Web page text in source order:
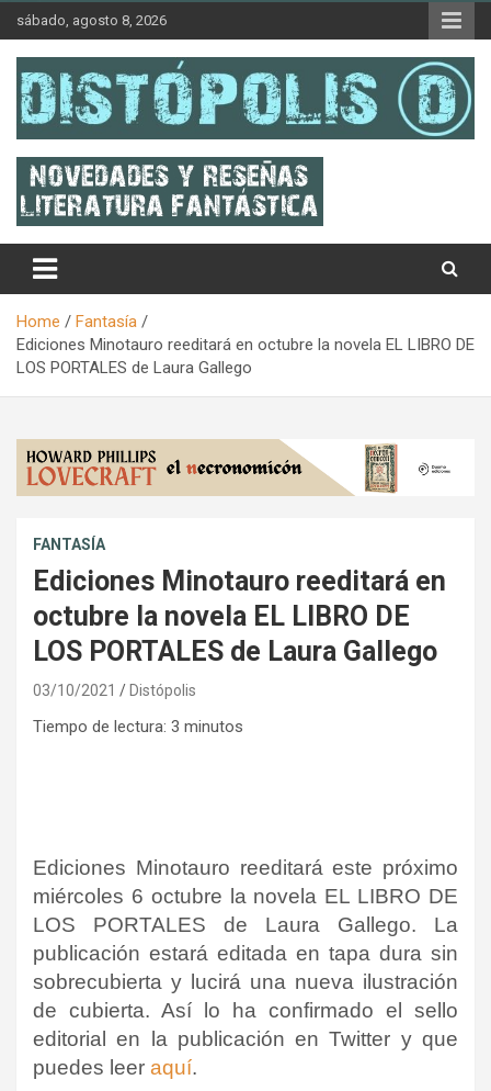
content
sábado, agosto 8, 2026
Distópolis
Home
Fantasía
Ediciones Minotauro reeditará en octubre la novela EL LIBRO DE
LOS PORTALES de Laura Gallego
FANTASÍA
Ediciones Minotauro reeditará en
octubre la novela EL LIBRO DE
LOS PORTALES de Laura Gallego
03/10/2021 Distópolis
Tiempo de lectura: 3 minutos
Ediciones Minotauro reeditará este próximo
miércoles 6 octubre la novela EL LIBRO DE
LOS PORTALES de Laura Gallego. La
publicación estará editada en tapa dura sin
sobrecubierta y lucirá una nueva ilustración
de cubierta. Así lo ha confirmado el sello
editorial en la publicación en Twitter y que
puedes leer aquí.